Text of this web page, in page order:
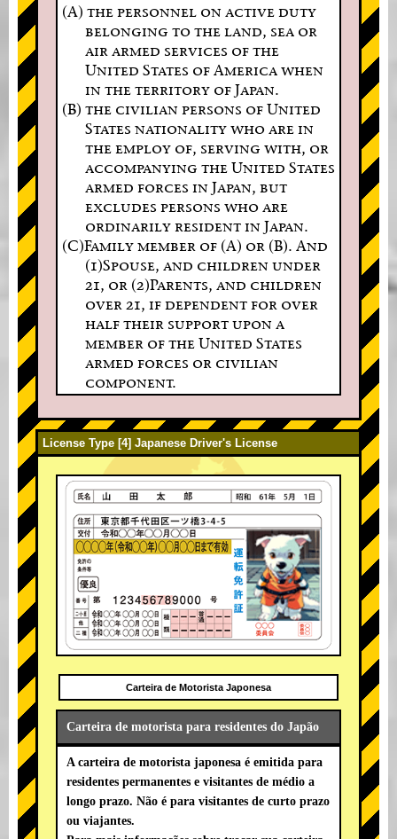
(A) the personnel on active duty
belonging to the land, sea or
air armed services of the
United States of America when
in the territory of Japan.
(B) the civilian persons of United
States nationality who are in
the employ of, serving with, or
accompanying the United States
armed forces in Japan, but
excludes persons who are
ordinarily resident in Japan.
(C)Family member of (A) or (B). And
(1)Spouse, and children under
21, or (2)Parents, and children
over 21, if dependent for over
half their support upon a
member of the United States
armed forces or civilian
component.
License Type [4] Japanese Driver's License
Carteira de Motorista Japonesa
Carteira de motorista para residentes do Japão
A carteira de motorista japonesa é emitida para
residentes permanentes e visitantes de médio a
longo prazo. Não é para visitantes de curto prazo
ou viajantes.